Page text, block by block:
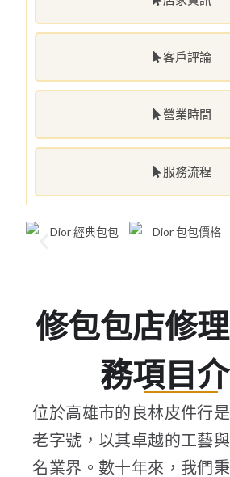
客戶評論
營業時間
服務流程
修包包店修
務項目
位於高雄市的良林皮件行
老字號，以其卓越的工藝
名業界。數十年來，我們